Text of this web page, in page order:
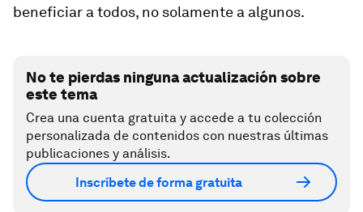
beneficiar a todos, no solamente a algunos.
No te pierdas ninguna actualización sobre
este tema
Crea una cuenta gratuita y accede a tu colección
personalizada de contenidos con nuestras últimas
publicaciones y análisis.
Inscríbete de forma gratuita